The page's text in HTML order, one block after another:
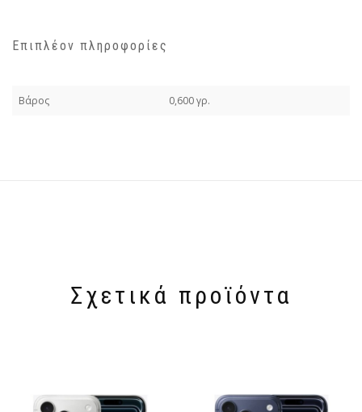
Επιπλέον πληροφορίες
Βάρος 0,600 γρ.
Σχετικά προϊόντα